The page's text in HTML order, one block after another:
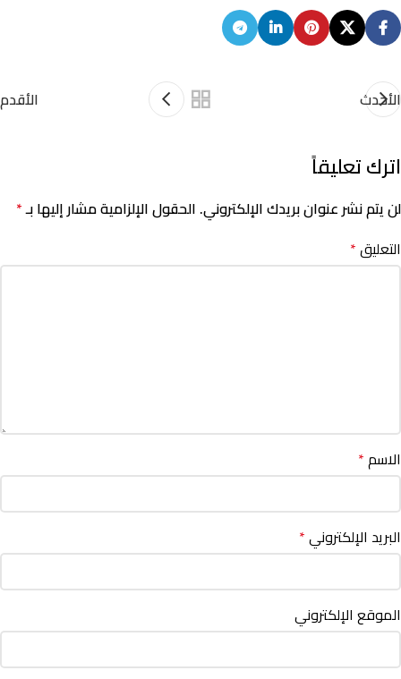
الأحدث الأقدم
اترك تعليقاً
لن يتم نشر عنوان بريدك الإلكتروني. الحقول الإلزامية مشار إليها بـ*
التعليق*
الاسم*
البريد الإلكتروني*
الموقع الإلكتروني